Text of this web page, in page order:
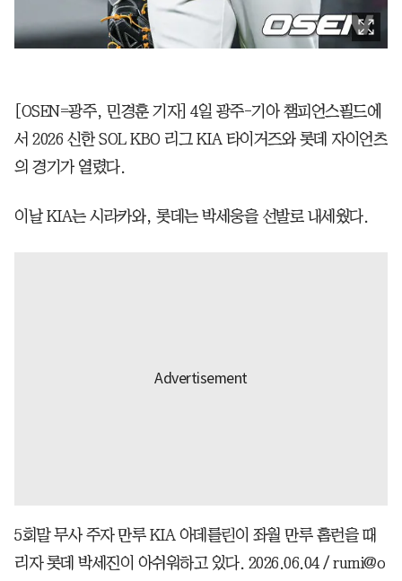
[OSEN=광주, 민경훈 기자] 4일 광주-기아 챔피언스필드에
서 2026 신한 SOL KBO 리그 KIA 타이거즈와 롯데 자이언츠
의 경기가 열렸다.
이날 KIA는 시라카와, 롯데는 박세웅을 선발로 내세웠다.
5회말 무사 주자 만루 KIA 아데를린이 좌월 만루 홈런을 때
리자 롯데 박세진이 아쉬워하고 있다. 2026.06.04 / rumi@o